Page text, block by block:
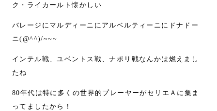
ク・ライカールト懐かしい
バレージにマルディーニにアルベルティーニにドナドー
ニ(@^^)/~~~
インテル戦、ユベントス戦、ナポリ戦なんかは燃えまし
たね
80年代は特に多くの世界的プレーヤーがセリエＡに集ま
ってましたから！